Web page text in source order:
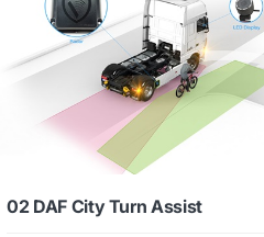
02 DAF City Turn Assist